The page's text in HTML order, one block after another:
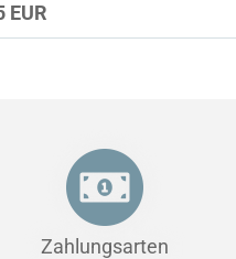
EUR
Zahlungsarten